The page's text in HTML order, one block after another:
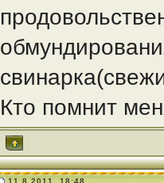
Кто помнит
11.8.2011, 18:48